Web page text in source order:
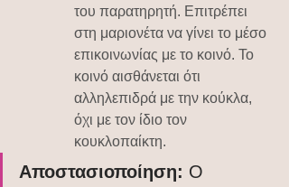
του παρατηρητή. Επιτρέπει
στη μαριονέτα να γίνει το μέσο
επικοινωνίας με το κοινό. Το
κοινό αισθάνεται ότι
αλληλεπιδρά με την κούκλα,
όχι με τον ίδιο τον
κουκλοπαίκτη.
Αποστασιοποίηση: Ο